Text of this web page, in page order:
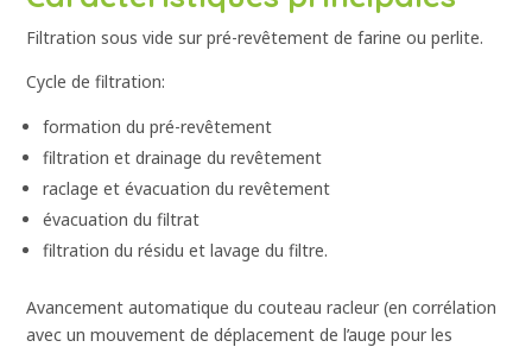
Filtration sous vide sur pré-revêtement de farine ou perlite.
Cycle de filtration:
formation du pré-revêtement
filtration et drainage du revêtement
raclage et évacuation du revêtement
évacuation du filtrat
filtration du résidu et lavage du filtre.
Avancement automatique du couteau racleur (en corrélation
avec un mouvement de déplacement de l’auge pour les